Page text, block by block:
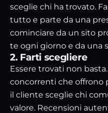
sceglie chi ha trovato.
tutto e parte da una
cominciare da un sito
te ogni giorno e da una
2. Farti scegliere
Essere trovati non
concorrenti che offrono
il cliente sceglie chi
valore. Recensioni